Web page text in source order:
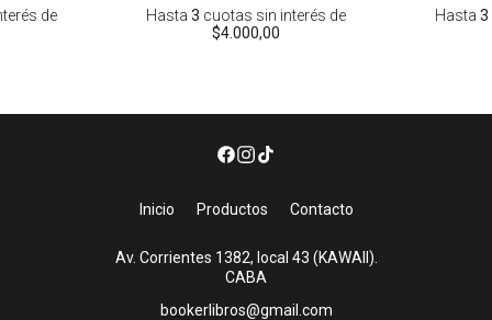
de
Hasta 3 cuotas sin interés de
$4.000,00
Hasta 3
Inicio Productos Contacto
Av. Corrientes 1382, local 43 (KAWAII).
CABA
bookerlibros@gmail.com